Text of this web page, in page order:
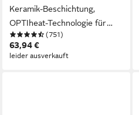
Keramik-Beschichtung,
OPTIheat-Technologie für
schonendes Styling
(751)
63,94 €
leider ausverkauft